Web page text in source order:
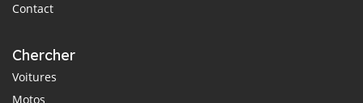
Contact
Chercher
Voitures
Motos